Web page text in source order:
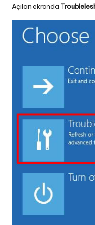
Açılan ekranda